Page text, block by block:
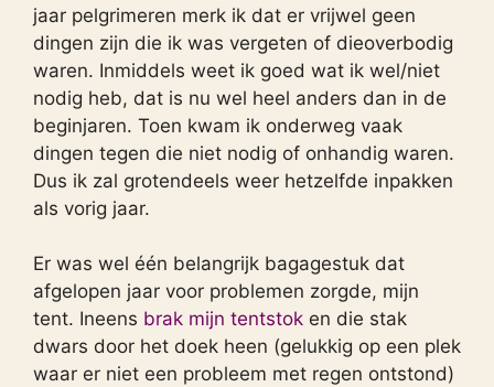
jaar pelgrimeren merk ik dat er vrijwel geen
dingen zijn die ik was vergeten of dieoverbodig
waren. Inmiddels weet ik goed wat ik wel/niet
nodig heb, dat is nu wel heel anders dan in de
beginjaren. Toen kwam ik onderweg vaak
dingen tegen die niet nodig of onhandig waren.
Dus ik zal grotendeels weer hetzelfde inpakken
als vorig jaar.
Er was wel één belangrijk bagagestuk dat
afgelopen jaar voor problemen zorgde, mijn
tent. Ineens brak mijn tentstok en die stak
dwars door het doek heen (gelukkig op een plek
waar er niet een probleem met regen ontstond)